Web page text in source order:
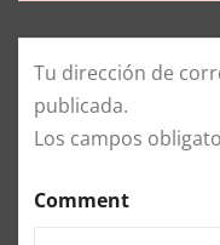
Tu dirección de
publicada.
Los campos
Comment